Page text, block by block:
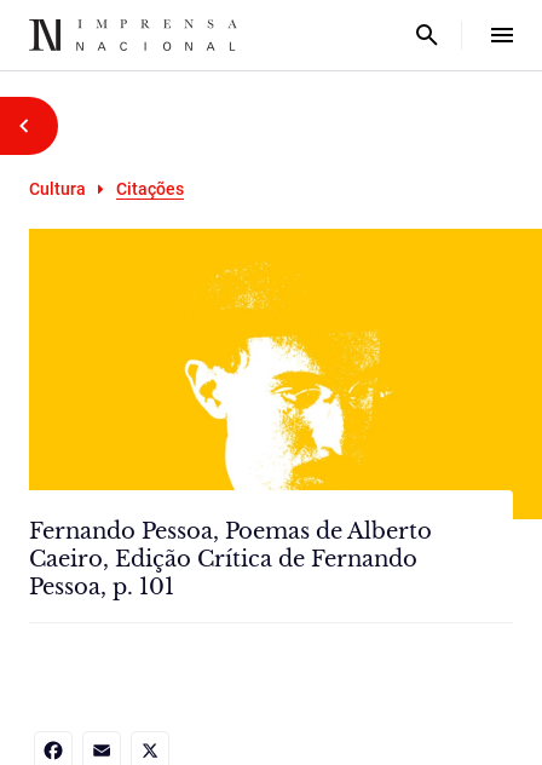
Cultura Citações
Fernando Pessoa, Poemas de Alberto
Caeiro, Edição Crítica de Fernando
Pessoa, p. 101